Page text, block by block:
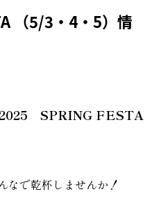
（5/3・4・5）情
SPRING FESTA
なで乾杯しませんか！